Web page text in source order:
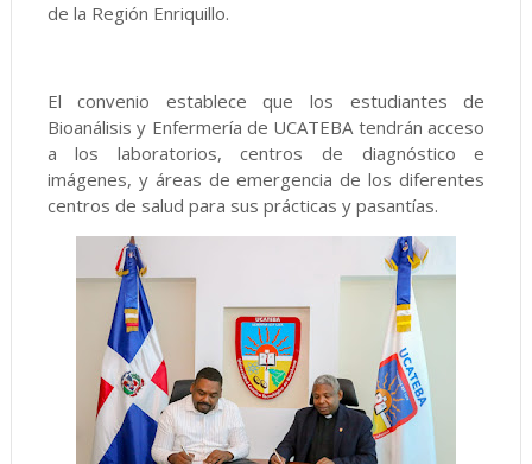
de la Región Enriquillo.
El convenio establece que los estudiantes de
Bioanálisis y Enfermería de UCATEBA tendrán acceso
a los laboratorios, centros de diagnóstico e
imágenes, y áreas de emergencia de los diferentes
centros de salud para sus prácticas y pasantías.